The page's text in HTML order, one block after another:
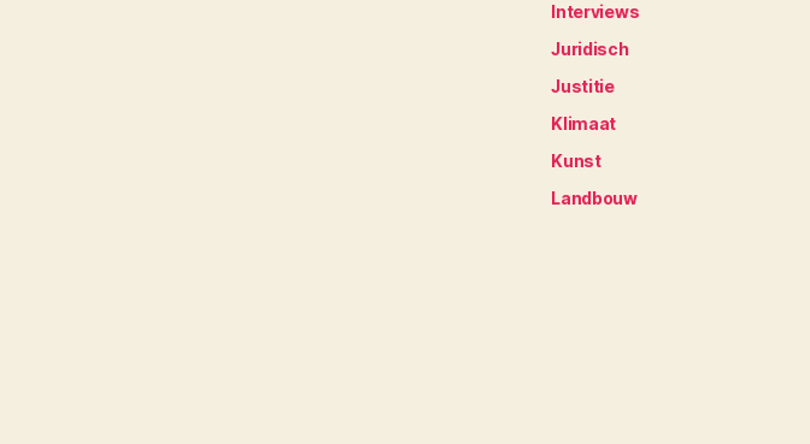
Interviews
Juridisch
Justitie
Klimaat
Kunst
Landbouw